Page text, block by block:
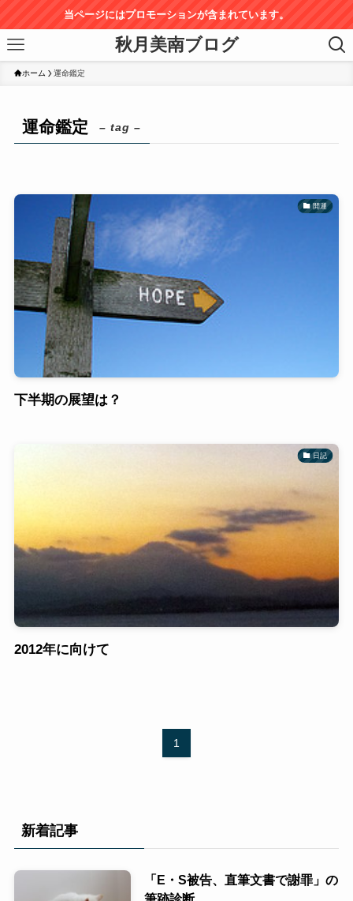
当ページにはプロモーションが含まれています。
秋月美南ブログ
ホーム 運命鑑定
運命鑑定 – tag –
開運
下半期の展望は？
日記
2012年に向けて
1
新着記事
「E・S被告、直筆文書で謝罪」の